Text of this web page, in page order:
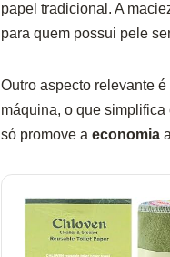
papel tradicional. A
para quem possui pele
Outro aspecto relevante
máquina, o que
só promove a economia